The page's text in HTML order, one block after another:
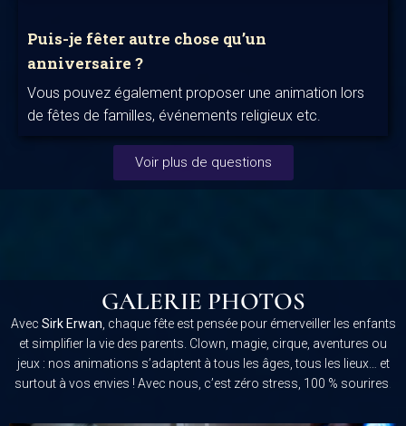
Puis-je fêter autre chose qu’un
anniversaire ?
Vous pouvez également proposer une animation lors
de fêtes de familles, événements religieux etc.
Voir plus de questions
GALERIE PHOTOS
Avec Sirk Erwan , chaque fête est pensée pour émerveiller les enfants
et simplifier la vie des parents. Clown, magie, cirque, aventures ou
jeux : nos animations s’adaptent à tous les âges, tous les lieux… et
surtout à vos envies ! Avec nous, c’est zéro stress, 100 % sourires